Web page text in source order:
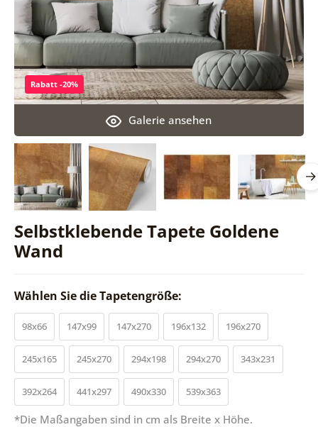
Selbstklebende Tapete Goldene
Wand
Galerie ansehen
Rabatt -20%
Wählen Sie die Tapetengröße:
98x66 147x99 147x270 196x132 196x270
245x165 245x270 294x198 294x270 343x231
392x264 441x297 490x330 539x363
*Die Maßangaben sind in cm als Breite x Höhe.